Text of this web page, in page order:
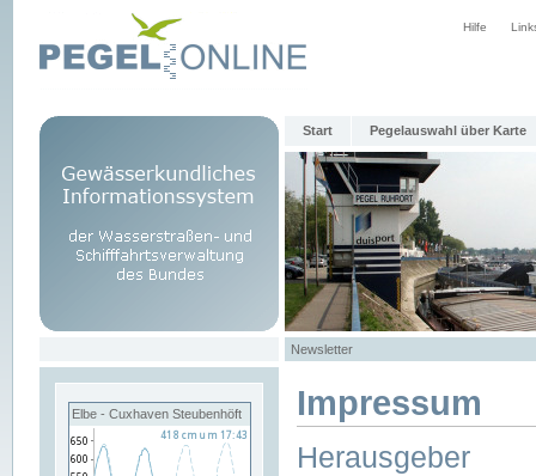
Hilfe
Start Pegelauswahl über Karte
Newsletter
Elbe - Cuxhaven Steubenhöft Impressum
Herausgeber